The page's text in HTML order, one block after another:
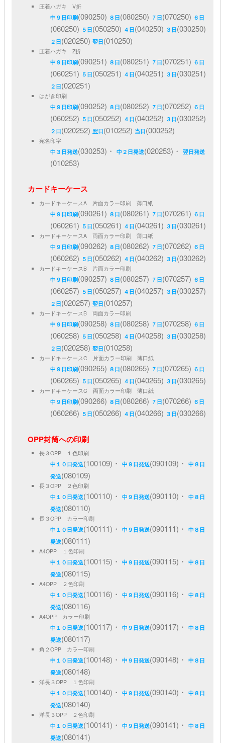
圧着ハガキ V折
中９日印刷(090250) ８日(080250) ７日(070250) ６日
(060250) ５日(050250) ４日(040250) ３日(030250)
２日(020250)翌日(010250)
圧着ハガキ Z折
中９日印刷(090251) ８日(080251) ７日(070251) ６日
(060251) ５日(050251) ４日(040251) ３日(030251)
２日(020251)
はがき印刷
中９日印刷(090252) ８日(080252) ７日(070252) ６日
(060252) ５日(050252) ４日(040252) ３日(030252)
２日(020252)翌日(010252) 当日(000252)
宛名印字
中３日発送(030253)・中２日発送(020253)・翌日発送
(010253)
カードキーケース
カードキーケースA 片面カラー印刷 薄口紙
中９日印刷(090261) ８日(080261) ７日(070261) ６日
(060261) ５日(050261) ４日(040261) ３日(030261)
カードキーケースA 両面カラー印刷 薄口紙
中９日印刷(090262) ８日(080262) ７日(070262) ６日
(060262) ５日(050262) ４日(040262) ３日(030262)
カードキーケースB 片面カラー印刷
中９日印刷(090257) ８日(080257) ７日(070257) ６日
(060257) ５日(050257) ４日(040257) ３日(030257)
２日(020257)翌日(010257)
カードキーケースB 両面カラー印刷
中９日印刷(090258) ８日(080258) ７日(070258) ６日
(060258) ５日(050258) ４日(040258) ３日(030258)
２日(020258)翌日(010258)
カードキーケースC 片面カラー印刷 薄口紙
中９日印刷(090265) ８日(080265) ７日(070265) ６日
(060265) ５日(050265) ４日(040265) ３日(030265)
カードキーケースC 両面カラー印刷 薄口紙
中９日印刷(090266) ８日(080266) ７日(070266) ６日
(060266) ５日(050266) ４日(040266) ３日(030266)
OPP封筒への印刷
長３OPP １色印刷
中１０日発送(100109)・中９日発送(090109)・中８日
発送(080109)
長３OPP ２色印刷
中１０日発送(100110)・中９日発送(090110)・中８日
発送(080110)
長３OPP カラー印刷
中１０日発送(100111)・中９日発送(090111)・中８日
発送(080111)
A4OPP １色印刷
中１０日発送(100115)・中９日発送(090115)・中８日
発送(080115)
A4OPP ２色印刷
中１０日発送(100116)・中９日発送(090116)・中８日
発送(080116)
A4OPP カラー印刷
中１０日発送(100117)・中９日発送(090117)・中８日
発送(080117)
角２OPP カラー印刷
中１０日発送(100148)・中９日発送(090148)・中８日
発送(080148)
洋長３OPP １色印刷
中１０日発送(100140)・中９日発送(090140)・中８日
発送(080140)
洋長３OPP ２色印刷
中１０日発送(100141)・中９日発送(090141)・中８日
発送(080141)